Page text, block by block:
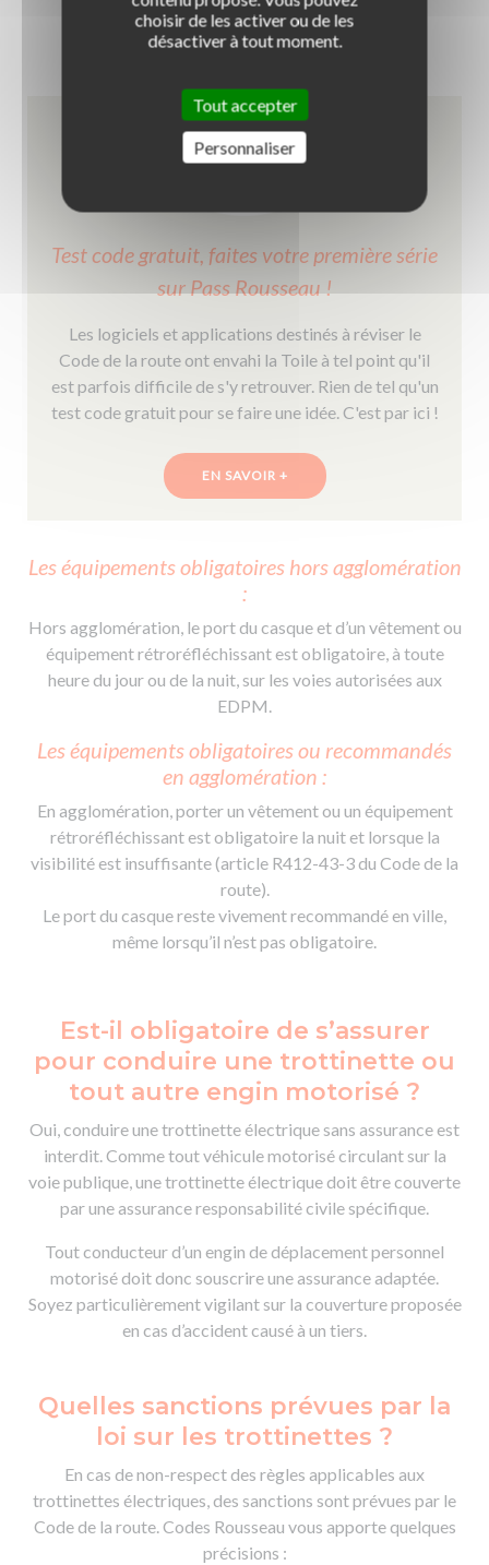
Test code gratuit, faites votre première série
sur Pass Rousseau !
Les logiciels et applications destinés à réviser le
Code de la route ont envahi la Toile à tel point qu'il
est parfois difficile de s'y retrouver. Rien de tel qu'un
test code gratuit pour se faire une idée. C'est par ici !
EN SAVOIR +
Les équipements obligatoires hors agglomération
:
Hors agglomération, le port du casque et d’un vêtement ou
équipement rétroréfléchissant est obligatoire, à toute
heure du jour ou de la nuit, sur les voies autorisées aux
EDPM.
Les équipements obligatoires ou recommandés
en agglomération :
En agglomération, porter un vêtement ou un équipement
rétroréfléchissant est obligatoire la nuit et lorsque la
visibilité est insuffisante (article R412-43-3 du Code de la
route).
Le port du casque reste vivement recommandé en ville,
même lorsqu’il n’est pas obligatoire.
Est-il obligatoire de s’assurer
pour conduire une trottinette ou
tout autre engin motorisé ?
Oui, conduire une trottinette électrique sans assurance est
interdit. Comme tout véhicule motorisé circulant sur la
voie publique, une trottinette électrique doit être couverte
par une assurance responsabilité civile spécifique.
Tout conducteur d’un engin de déplacement personnel
motorisé doit donc souscrire une assurance adaptée.
Soyez particulièrement vigilant sur la couverture proposée
en cas d’accident causé à un tiers.
Quelles sanctions prévues par la
loi sur les trottinettes ?
En cas de non-respect des règles applicables aux
trottinettes électriques, des sanctions sont prévues par le
Code de la route. Codes Rousseau vous apporte quelques
précisions :
choisir de les activer ou de les
désactiver à tout moment.
Tout accepter
Personnaliser